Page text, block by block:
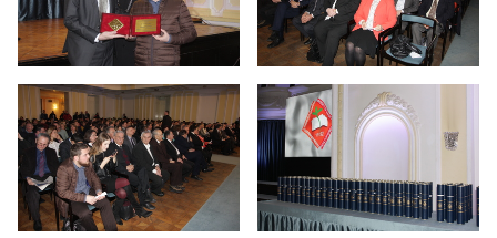
Реакредитација Универзитета у Бањој Луци и
акредитација 16 студијских програма
Дан отворених врата - 2019.
Годишња изложба Академије умјетности
Дан отворених врата 2022. година